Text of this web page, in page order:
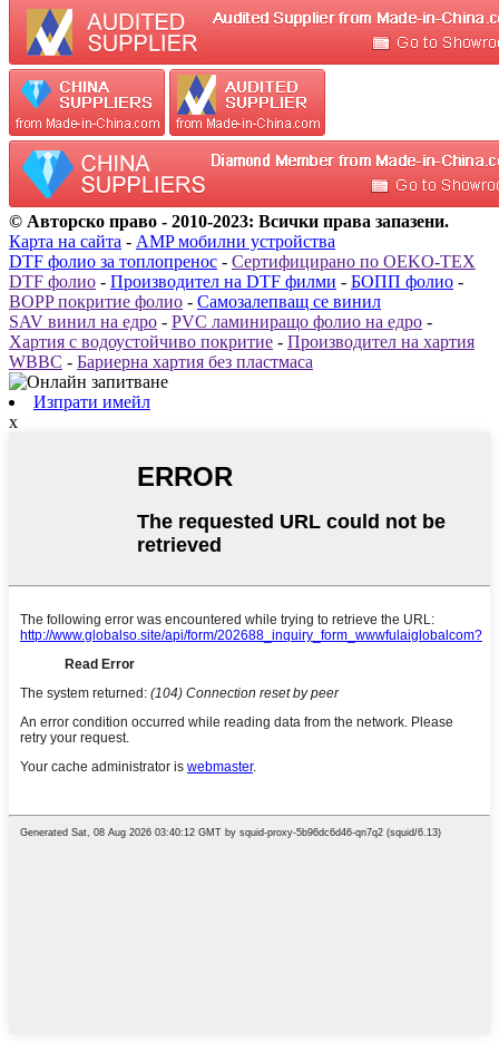
© Авторско право - 2010-2023: Всички права запазени.
Карта на сайта - AMP мобилни устройства
DTF фолио за топлопренос - Сертифицирано по OEKO-TEX
DTF фолио - Производител на DTF филми - БОПП фолио -
BOPP покритие фолио - Самозалепващ се винил
SAV винил на едро - PVC ламиниращо фолио на едро -
Хартия с водоустойчиво покритие - Производител на хартия
WBBC - Бариерна хартия без пластмаса
Изпрати имейл
x